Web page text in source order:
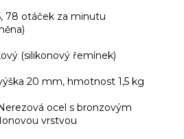
78 otáček za minutu
(silikonový řemínek)
20 mm, hmotnost 1,5 kg
ocel s bronzovým
vrstvou